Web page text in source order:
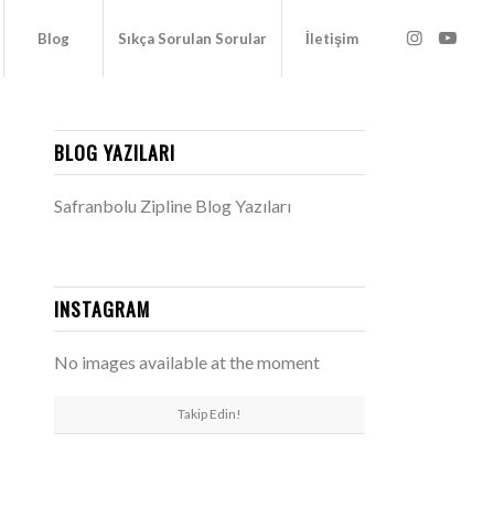
Blog Sıkça Sorulan Sorular İletişim
BLOG YAZILARI
Safranbolu Zipline Blog Yazıları
INSTAGRAM
No images available at the moment
Takip Edin!